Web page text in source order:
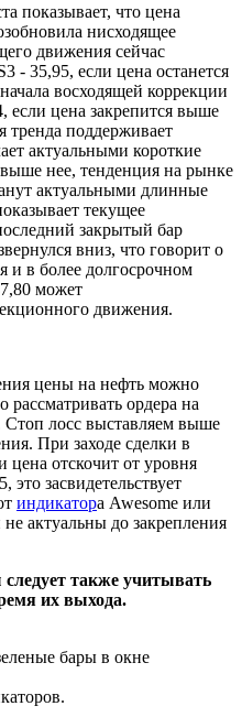
показывает, что цена
нисходящее
движения сейчас
- 35,95, если цена останется
восходящей коррекции
если цена закрепится выше
тренда поддерживает
актуальными короткие
нее, тенденция на рынке
актуальными длинные
текущее
закрытый бар
вниз, что говорит о
и в более долгосрочном
может
движения.
цены на нефть можно
рассматривать ордера на
лосс выставляем выше
При заходе сделки в
цена отскочит от уровня
засвидетельствует
индикатора Awesome или
актуальны до закрепления
также учитывать
их выхода.
бары в окне